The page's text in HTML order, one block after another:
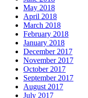
May 2018
April 2018
March 2018
February 2018
January 2018
December 2017
November 2017
October 2017
September 2017
August 2017
July 2017